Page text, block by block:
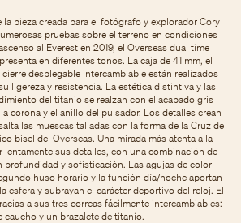
la pieza creada para el fotógrafo y explorador Cory
pruebas sobre el terreno en condiciones
al Everest en 2019, el Overseas dual time
en diferentes tonos. La caja de 41 mm, el
desplegable intercambiable están realizados
ligereza y resistencia. La estética distintiva y las
del titanio se realzan con el acabado gris
corona y el anillo del pulsador. Los detalles crean
las muescas talladas con la forma de la Cruz de
bisel del Overseas. Una mirada más atenta a la
lentamente sus detalles, con una combinación de
profundidad y sofisticación. Las agujas de color
huso horario y la función día/noche aportan
esfera y subrayan el carácter deportivo del reloj. El
a sus tres correas fácilmente intercambiables:
caucho y un brazalete de titanio.